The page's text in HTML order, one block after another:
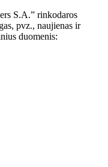
S.A.” rinkodaros
pvz., naujienas ir
duomenis: